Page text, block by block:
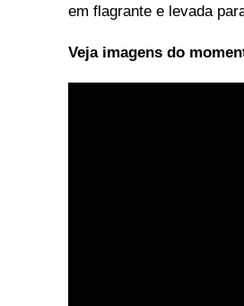
em flagrante e levada
Veja imagens do